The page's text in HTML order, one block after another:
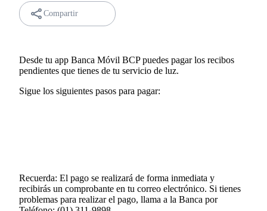
Compartir
Desde tu app Banca Móvil BCP puedes pagar los recibos
pendientes que tienes de tu servicio de luz.
Sigue los siguientes pasos para pagar:
Recuerda: El pago se realizará de forma inmediata y
recibirás un comprobante en tu correo electrónico. Si tienes
problemas para realizar el pago, llama a la Banca por